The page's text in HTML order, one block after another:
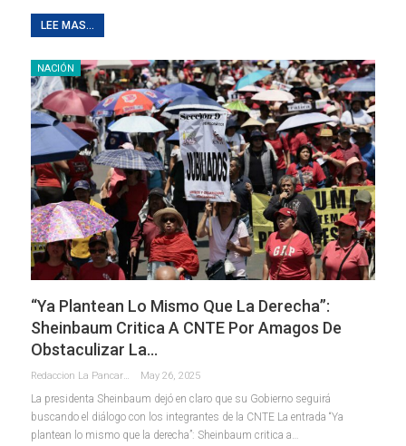
LEE MAS...
NACIÓN
“Ya Plantean Lo Mismo Que La Derecha”:
Sheinbaum Critica A CNTE Por Amagos De
Obstaculizar La…
Redaccion La Pancarta De Quintana Roo May 26, 2025
La presidenta Sheinbaum dejó en claro que su Gobierno seguirá
buscando el diálogo con los integrantes de la CNTE La entrada “Ya
plantean lo mismo que la derecha”: Sheinbaum critica a…